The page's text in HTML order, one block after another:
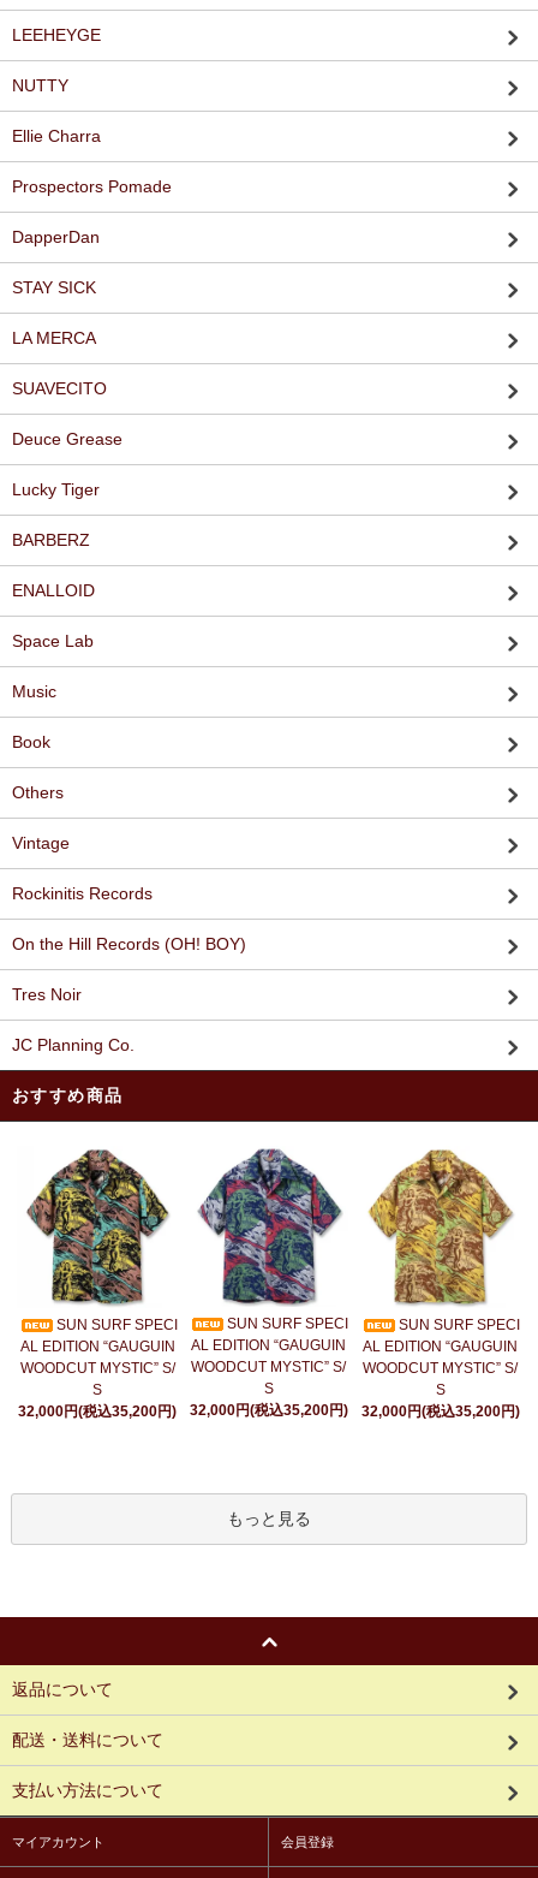
LEEHEYGE
NUTTY
Ellie Charra
Prospectors Pomade
DapperDan
STAY SICK
LA MERCA
SUAVECITO
Deuce Grease
Lucky Tiger
BARBERZ
ENALLOID
Space Lab
Music
Book
Others
Vintage
Rockinitis Records
On the Hill Records (OH! BOY)
Tres Noir
JC Planning Co.
おすすめ商品
SUN SURF SPECI
AL EDITION “GAUGUIN
WOODCUT MYSTIC” S/
S
32,000円(税込35,200円)
SUN SURF SPECI
AL EDITION “GAUGUIN
WOODCUT MYSTIC” S/
S
32,000円(税込35,200円)
SUN SURF SPECI
AL EDITION “GAUGUIN
WOODCUT MYSTIC” S/
S
32,000円(税込35,200円)
もっと見る
返品について
配送・送料について
支払い方法について
マイアカウント 会員登録